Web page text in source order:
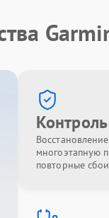
многоэтапную
повторные